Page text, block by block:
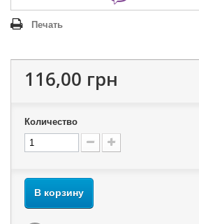
Печать
116,00 грн
Количество
В корзину